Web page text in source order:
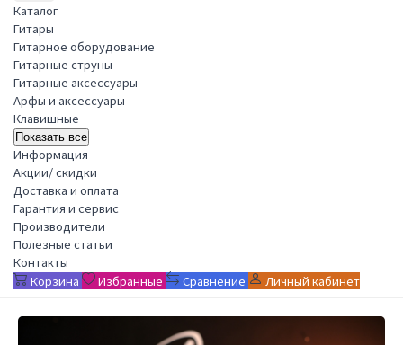
Каталог
Гитары
Гитарное оборудование
Гитарные струны
Гитарные аксессуары
Арфы и аксессуары
Клавишные
Показать все
Информация
Акции/ скидки
Доставка и оплата
Гарантия и сервис
Производители
Полезные статьи
Контакты
Корзина
Избранные Сравнение Личный кабинет